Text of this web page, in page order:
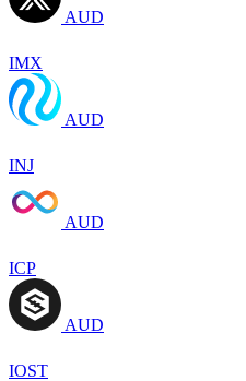
AUD
IMX
AUD
INJ
AUD
ICP
AUD
IOST